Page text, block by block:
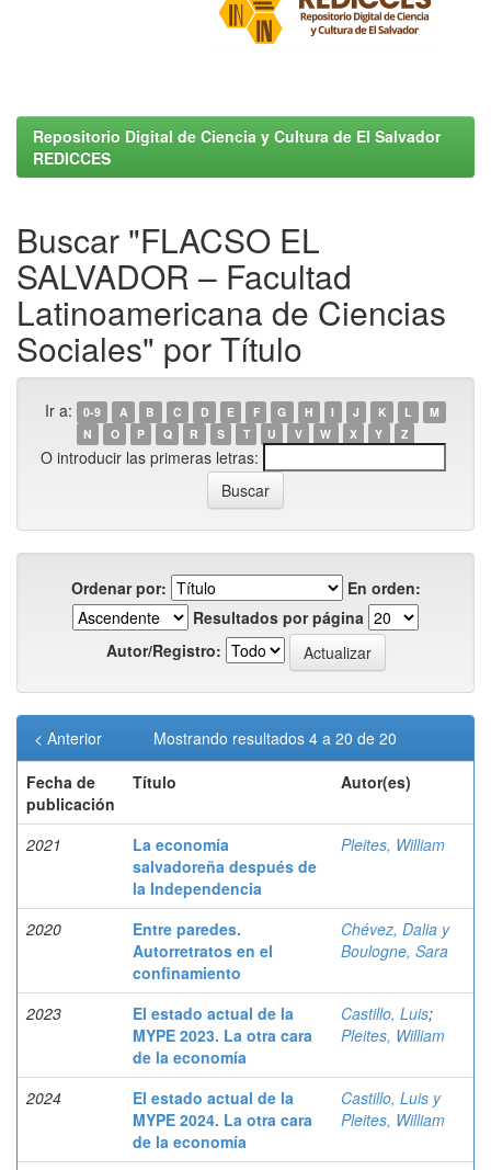
Repositorio Digital de Ciencia y Cultura de El Salvador
REDICCES
Buscar "FLACSO EL
SALVADOR – Facultad
Latinoamericana de Ciencias
Sociales" por Título
Ir a: 0-9 A B C D E F G H I J K L
M
N
O P Q R S T U V W X Y Z
O introducir las primeras letras:
Ordenar por:
En orden:
Resultados por página
Autor/Registro:
Mostrando resultados 4 a 20 de 20
< Anterior
Fecha de
publicación
Título Autor(es)
2021
La economía
salvadoreña después de
la Independencia
Pleites, William
2020
Entre paredes.
Autorretratos en el
confinamiento
Chévez, Dalia y
Boulogne, Sara
2023
El estado actual de la
MYPE 2023. La otra cara
de la economía
Castillo, Luis;
Pleites, William
2024
El estado actual de la
MYPE 2024. La otra cara
de la economía
Castillo, Luis y
Pleites, William